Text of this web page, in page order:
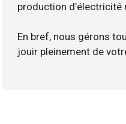
production d’électricité
En bref, nous gérons
jouir pleinement de